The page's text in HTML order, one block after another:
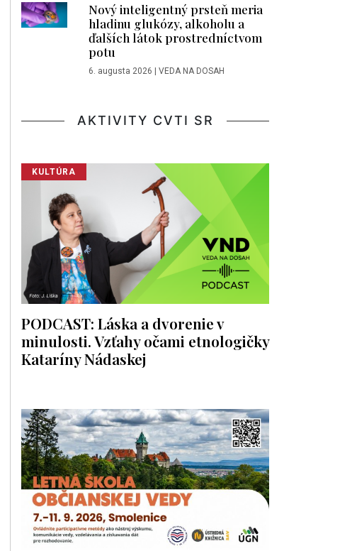
Nový inteligentný prsteň meria
hladinu glukózy, alkoholu a
ďalších látok prostredníctvom
potu
6. augusta 2026 | VEDA NA DOSAH
AKTIVITY CVTI SR
KULTÚRA
PODCAST: Láska a dvorenie v
minulosti. Vzťahy očami etnologičky
Kataríny Nádaskej